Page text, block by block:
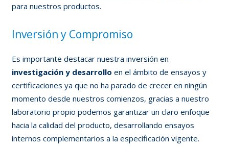
para nuestros productos.
Inversión y Compromiso
Es importante destacar nuestra inversión en
investigación y desarrollo en el ámbito de ensayos y
certificaciones ya que no ha parado de crecer en ningún
momento desde nuestros comienzos, gracias a nuestro
laboratorio propio podemos garantizar un claro enfoque
hacia la calidad del producto, desarrollando ensayos
internos complementarios a la especificación vigente.